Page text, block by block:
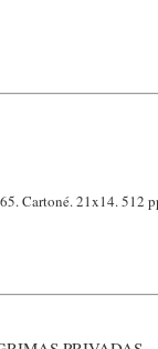
Cartoné. 21x14. 512